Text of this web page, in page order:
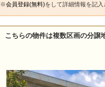
※会員登録(無料)をして詳細情報を記
こちらの物件は複数区画の分譲